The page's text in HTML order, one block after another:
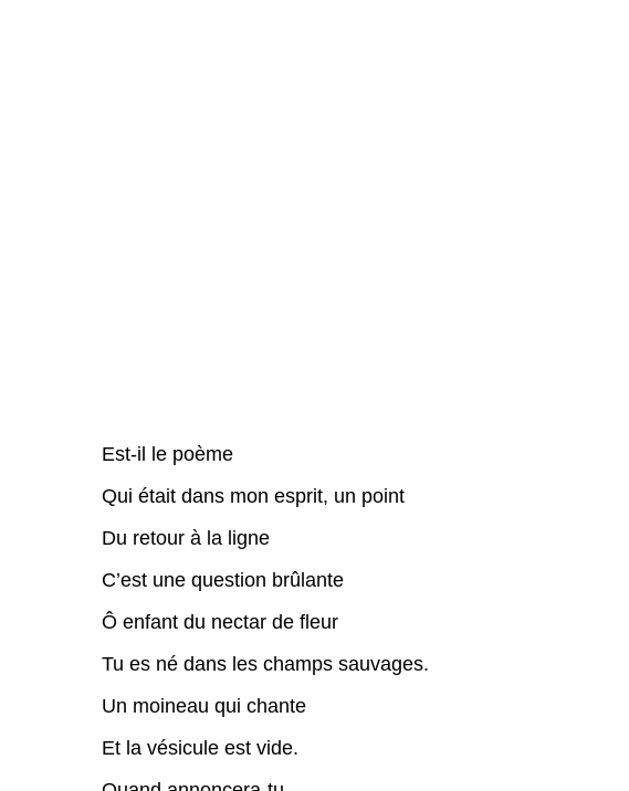
Est-il le poème
Qui était dans mon esprit, un point
Du retour à la ligne
C’est une question brûlante
Ô enfant du nectar de fleur
Tu es né dans les champs sauvages.
Un moineau qui chante
Et la vésicule est vide.